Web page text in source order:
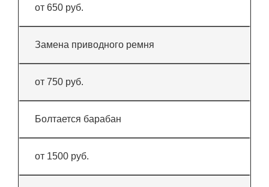
от 650 руб.
Замена приводного ремня
от 750 руб.
Болтается барабан
от 1500 руб.